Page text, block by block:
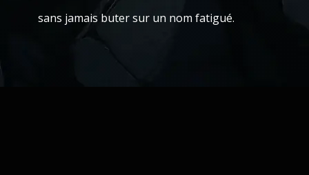
sans jamais buter sur un nom fatigué.